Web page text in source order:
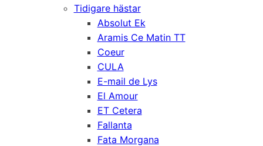
Tidigare hästar
Absolut Ek
Aramis Ce Matin TT
Coeur
CULA
E-mail de Lys
El Amour
ET Cetera
Fallanta
Fata Morgana